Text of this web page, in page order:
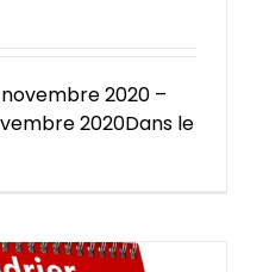
novembre 2020 –
2020Dans le